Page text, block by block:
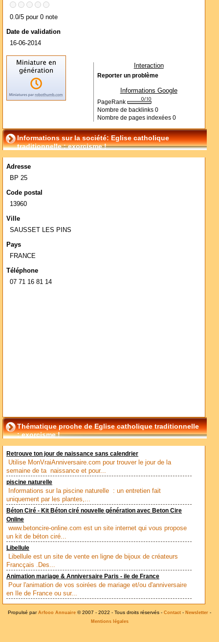
0.0/5 pour 0 note
Date de validation
16-06-2014
Interaction
Reporter un problème
Informations Google
PageRank
Nombre de backlinks 0
Nombre de pages indexées 0
Informations sur la société: Eglise catholique
traditionnelle : exorcisme !
Adresse
BP 25
Code postal
13960
Ville
SAUSSET LES PINS
Pays
FRANCE
Téléphone
07 71 16 81 14
Thématique proche de Eglise catholique traditionnelle
: exorcisme !
Retrouve ton jour de naissance sans calendrier
Utilise MonVraiAnniversaire.com pour trouver le jour de la
semaine de ta naissance et pour...
piscine naturelle
Informations sur la piscine naturelle : un entretien fait
uniquement par les plantes,...
Béton Ciré - Kit Béton ciré nouvelle génération avec Beton Cire
Online
www.betoncire-online.com est un site internet qui vous propose
un kit de béton ciré...
Libellule
Libellule est un site de vente en ligne de bijoux de créateurs
Francçais .Des...
Animation mariage & Anniversaire Paris - ile de France
Pour l'animation de vos soirées de mariage et/ou d'anniversaire
en Ile de France ou sur...
Propulsé par Arfooo Annuaire © 2007 - 2022 - Tous droits réservés - Contact - Newsletter -
Mentions légales